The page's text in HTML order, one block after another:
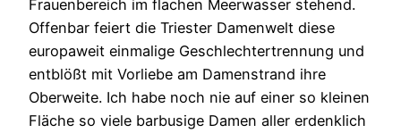
Frauenbereich im flachen Meerwasser stehend.
Offenbar feiert die Triester Damenwelt diese
europaweit einmalige Geschlechtertrennung und
entblößt mit Vorliebe am Damenstrand ihre
Oberweite. Ich habe noch nie auf einer so kleinen
Fläche so viele barbusige Damen aller erdenklich